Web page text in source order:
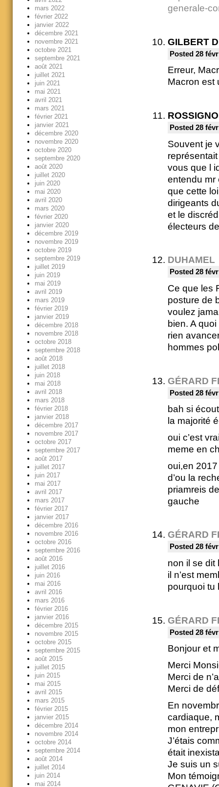
generale-
GILBERT
Posted 28
Erreur,
Macron est
Posted 28
Souvent je
vous que l
entendu mr
que cette
dirigeants
et le
électeurs
DUHAMEL
Posted 28
Ce que les
posture de
voulez
bien. A
rien
hommes
GÉRARD
Posted 28
bah si
la majorité
oui c’est
meme en
oui,en
d’ou la
priamreis
gauche
GÉRARD
Posted 28
non il se dit
il n’est
pourquoi tu
GÉRARD
Posted 28
Bonjour et
Merci
Merci de
Merci de
En
cardiaque,
mon
J’étais
était
Je suis un
Mon
mars 2022
février 2022
janvier 2022
décembre 2021
novembre 2021
octobre 2021
septembre 2021
août 2021
juillet 2021
juin 2021
mai 2021
avril 2021
mars 2021
février 2021
janvier 2021
décembre 2020
novembre 2020
octobre 2020
septembre 2020
août 2020
juillet 2020
juin 2020
mai 2020
avril 2020
mars 2020
février 2020
janvier 2020
décembre 2019
novembre 2019
octobre 2019
septembre 2019
juillet 2019
juin 2019
mai 2019
avril 2019
mars 2019
février 2019
janvier 2019
décembre 2018
novembre 2018
octobre 2018
septembre 2018
août 2018
juillet 2018
juin 2018
mai 2018
avril 2018
mars 2018
février 2018
janvier 2018
décembre 2017
novembre 2017
octobre 2017
septembre 2017
août 2017
juillet 2017
juin 2017
mai 2017
avril 2017
mars 2017
février 2017
janvier 2017
décembre 2016
novembre 2016
octobre 2016
septembre 2016
août 2016
juillet 2016
juin 2016
mai 2016
avril 2016
mars 2016
février 2016
janvier 2016
décembre 2015
novembre 2015
octobre 2015
septembre 2015
août 2015
juillet 2015
juin 2015
mai 2015
avril 2015
mars 2015
février 2015
janvier 2015
décembre 2014
novembre 2014
octobre 2014
septembre 2014
août 2014
juillet 2014
juin 2014
mai 2014